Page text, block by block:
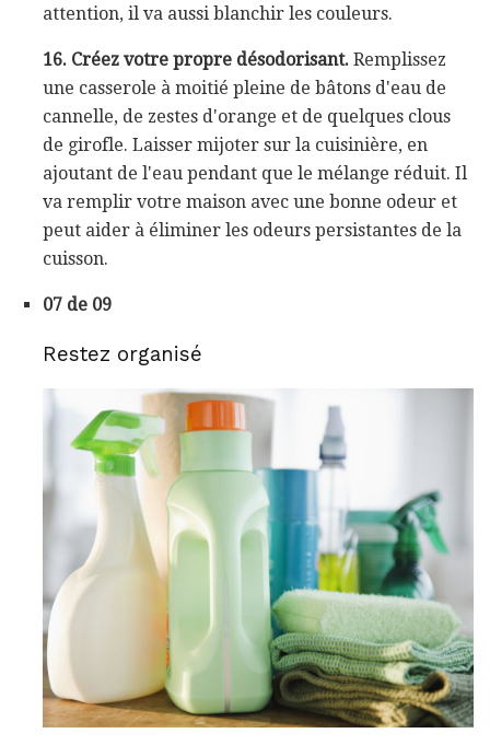
attention, il va aussi blanchir les couleurs.
16. Créez votre propre désodorisant. Remplissez
une casserole à moitié pleine de bâtons d'eau de
cannelle, de zestes d'orange et de quelques clous
de girofle. Laisser mijoter sur la cuisinière, en
ajoutant de l'eau pendant que le mélange réduit. Il
va remplir votre maison avec une bonne odeur et
peut aider à éliminer les odeurs persistantes de la
cuisson.
07 de 09
Restez organisé